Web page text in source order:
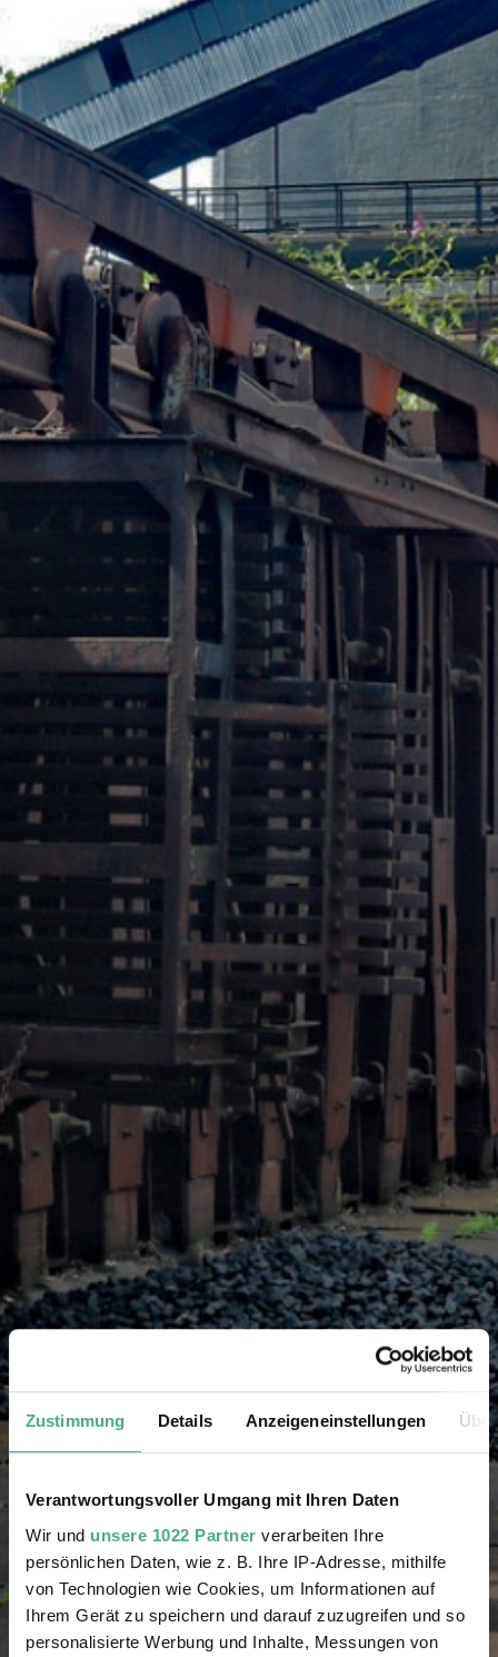
Zustimmung Details Anzeigeneinstellungen
Verantwortungsvoller Umgang mit Ihren Daten
Wir und unsere 1022 Partner verarbeiten Ihre
persönlichen Daten, wie z. B. Ihre IP-Adresse, mithilfe
von Technologien wie Cookies, um Informationen auf
Ihrem Gerät zu speichern und darauf zuzugreifen und so
personalisierte Werbung und Inhalte, Messungen von
Die Kokerei der
Copyright: